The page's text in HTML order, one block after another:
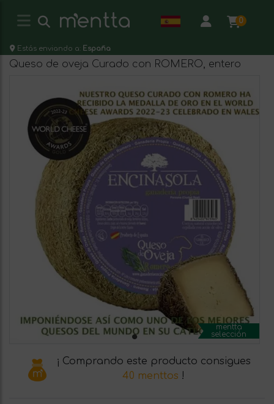
0
Estás enviando a: España
Queso de oveja Curado con ROMERO, entero
mentta
selección
¡ Comprando este producto consigues
40 menttos !